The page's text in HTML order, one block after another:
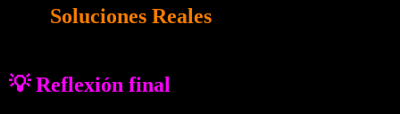
Soluciones Reales
💡 Reflexión final